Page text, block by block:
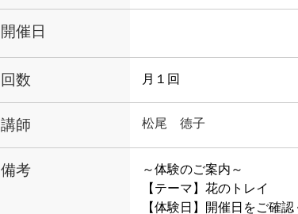
開催日
回数 月１回
講師 松尾 徳子
備考
～体験のご案内～
【テーマ】花のトレイ
【体験日】開催日をご確